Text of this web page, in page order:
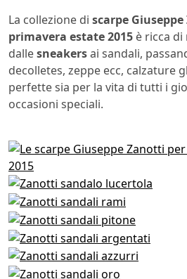
La collezione di scarpe
primavera estate 2015 è ricca
dallesneakersai sandali,
decolletes, zeppe ecc, calzature
perfette sia per la vita di tutti i
occasioni speciali.